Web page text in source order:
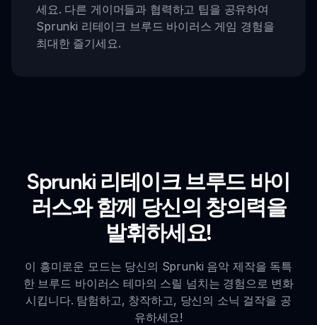
세요. 다른 게이머들과 협력하고 팁을 공유하여
Sprunki 리테이크 브루드 바이러스 게임 경험을
최대한 즐기세요.
Sprunki 리테이크 브루드 바이
러스와 함께 당신의 창의력을
발휘하세요!
이 흥미로운 모드는 당신의 Sprunki 음악 제작을 독특
한 브루드 바이러스 테마의 스릴 넘치는 경험으로 변화
시킵니다. 탐험하고, 창작하고, 당신의 소닉 걸작을 공
유하세요!